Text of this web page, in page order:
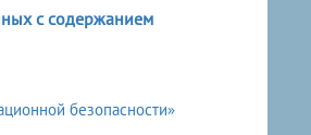
с содержанием